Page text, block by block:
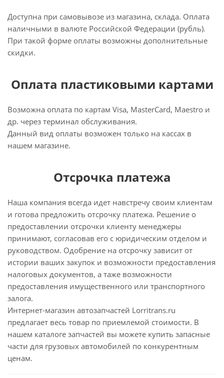
Доступна при самовывозе из магазина, склада. Оплата
наличными в валюте Российской Федерации (рубль).
При такой форме оплаты возможны дополнительные
скидки.
Оплата пластиковыми картами
Возможна оплата по картам Visa, MasterCard, Maestro и
др. через терминал обслуживания.
Данный вид оплаты возможен только на кассах в
нашем магазине.
Отсрочка платежа
Наша компания всегда идет навстречу своим клиентам
и готова предложить отсрочку платежа. Решение о
предоставлении отсрочки клиенту менеджеры
принимают, согласовав его с юридическим отделом и
руководством. Одобрение на отсрочку зависит от
истории ваших закупок и возможности предоставления
налоговых документов, а таже возможности
предоставления имущественного или транспортного
залога.
Интернет-магазин автозапчастей Lorritrans.ru
предлагает весь товар по приемлемой стоимости. В
нашем каталоге запчастей вы можете купить запасные
части для грузовых автомобилей по конкурентным
ценам.